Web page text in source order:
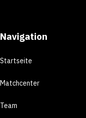
Navigation
Startseite
Matchcenter
Team